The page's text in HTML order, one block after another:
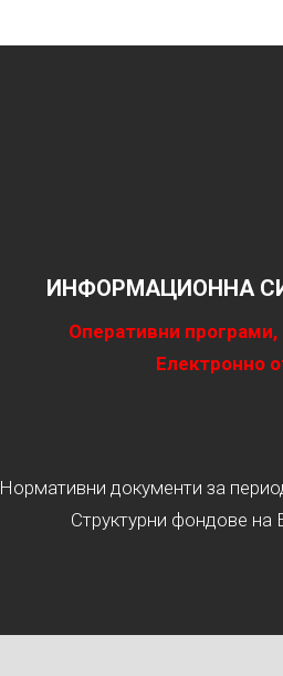
ИНФОРМАЦИОННА
Оперативни
Електронно
Нормативни документи за
Структурни фондове на